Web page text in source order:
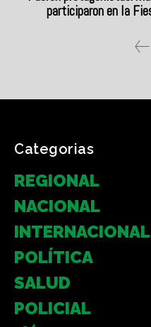
Categorias
REGIONAL
NACIONAL
INTERNACIONAL
POLÍTICA
SALUD
POLICIAL